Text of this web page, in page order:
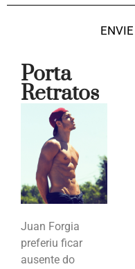
Porta
Retratos
Juan Forgia
preferiu ficar
ausente do